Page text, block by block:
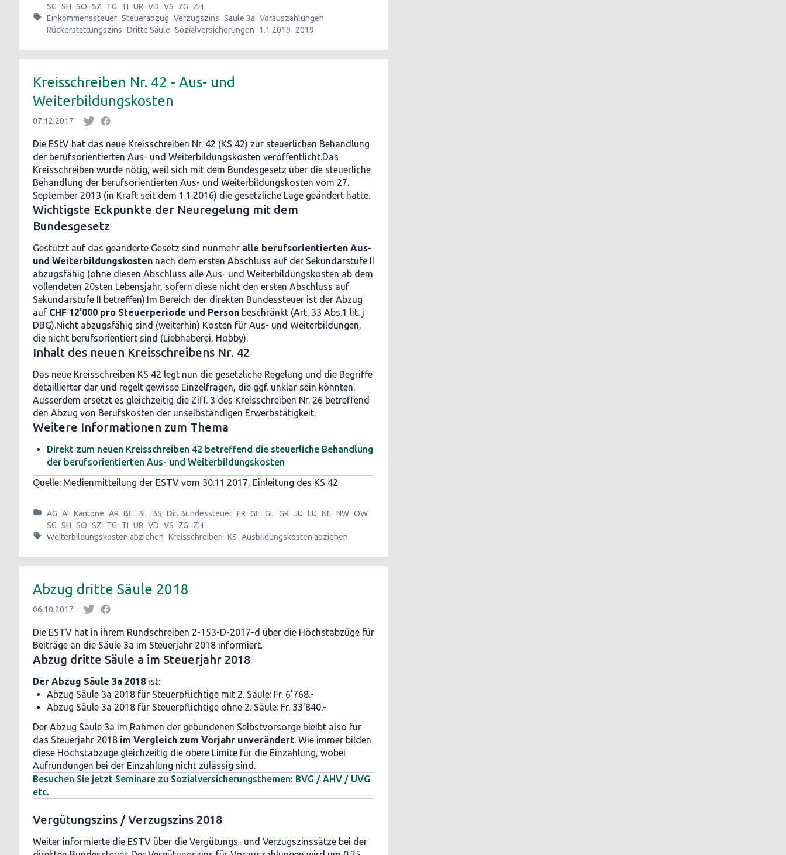
SG SH SO SZ TG TI UR VD VS ZG
ZH
Einkommenssteuer Steuerabzug Verzugszins Säule 3a Vorauszahlungen
Rückerstattungszins Dritte Säule Sozialversicherungen 1.1.2019 2019
Kreisschreiben Nr. 42 - Aus- und
Weiterbildungskosten
07.12.2017
Die EStV hat das neue Kreisschreiben Nr. 42 (KS 42) zur steuerlichen Behandlung
der berufsorientierten Aus- und Weiterbildungskosten veröffentlicht.Das
Kreisschreiben wurde nötig, weil sich mit dem Bundesgesetz über die steuerliche
Behandlung der berufsorientierten Aus- und Weiterbildungskosten vom 27.
September 2013 (in Kraft seit dem 1.1.2016) die gesetzliche Lage geändert hatte.
Wichtigste Eckpunkte der Neuregelung mit dem
Bundesgesetz
Gestützt auf das geänderte Gesetz sind nunmehr alle berufsorientierten Aus-
und Weiterbildungskosten nach dem ersten Abschluss auf der Sekundarstufe II
abzugsfähig (ohne diesen Abschluss alle Aus- und Weiterbildungskosten ab dem
vollendeten 20sten Lebensjahr, sofern diese nicht den ersten Abschluss auf
Sekundarstufe II betreffen).Im Bereich der direkten Bundessteuer ist der Abzug
auf CHF 12'000 pro Steuerperiode und Person beschränkt (Art. 33 Abs.1 lit. j
DBG).Nicht abzugsfähig sind (weiterhin) Kosten für Aus- und Weiterbildungen,
die nicht berufsorientiert sind (Liebhaberei, Hobby).
Inhalt des neuen Kreisschreibens Nr. 42
Das neue Kreisschreiben KS 42 legt nun die gesetzliche Regelung und die Begriffe
detaillierter dar und regelt gewisse Einzelfragen, die ggf. unklar sein könnten.
Ausserdem ersetzt es gleichzeitig die Ziff. 3 des Kreisschreiben Nr. 26 betreffend
den Abzug von Berufskosten der unselbständigen Erwerbstätigkeit.
Weitere Informationen zum Thema
Direkt zum neuen Kreisschreiben 42 betreffend die steuerliche Behandlung
der berufsorientierten Aus- und Weiterbildungskosten
Quelle: Medienmitteilung der ESTV vom 30.11.2017, Einleitung des KS 42
AG AI Kantone AR BE BL BS Dir. Bundessteuer FR GE GL GR JU LU NE NW OW
SG SH SO SZ TG TI UR VD VS ZG
ZH
Weiterbildungskosten abziehen Kreisschreiben KS Ausbildungskosten abziehen
Abzug dritte Säule 2018
06.10.2017
Die ESTV hat in ihrem Rundschreiben 2-153-D-2017-d über die Höchstabzüge für
Beiträge an die Säule 3a im Steuerjahr 2018 informiert.
Abzug dritte Säule a im Steuerjahr 2018
Der Abzug Säule 3a 2018 ist:
Abzug Säule 3a 2018 für Steuerpflichtige mit 2. Säule: Fr. 6'768.-
Abzug Säule 3a 2018 für Steuerpflichtige ohne 2. Säule: Fr. 33'840.-
Der Abzug Säule 3a im Rahmen der gebundenen Selbstvorsorge bleibt also für
das Steuerjahr 2018 im Vergleich zum Vorjahr unverändert. Wie immer bilden
diese Höchstabzüge gleichzeitig die obere Limite für die Einzahlung, wobei
Aufrundungen bei der Einzahlung nicht zulässig sind.
Besuchen Sie jetzt Seminare zu Sozialversicherungsthemen: BVG / AHV / UVG
etc.
Vergütungszins / Verzugszins 2018
Weiter informierte die ESTV über die Vergütungs- und Verzugszinssätze bei der